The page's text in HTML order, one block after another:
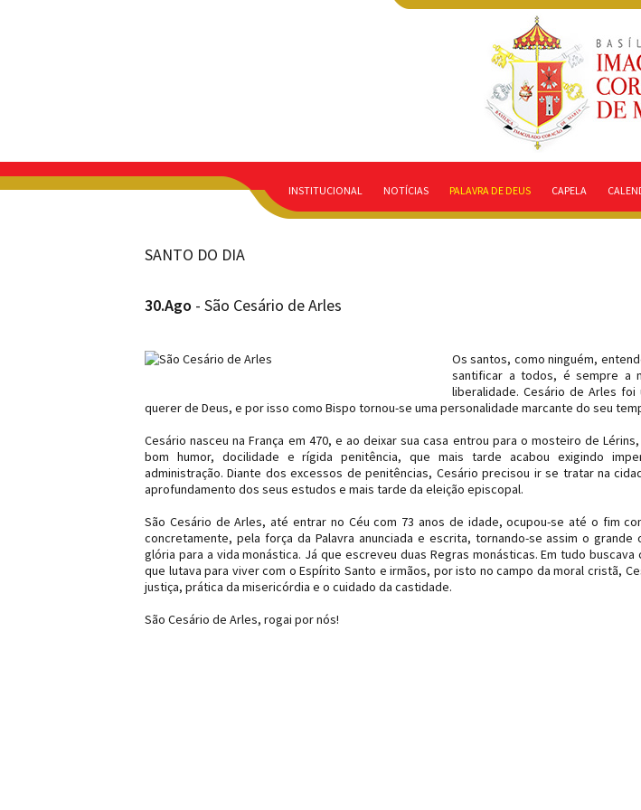
INSTITUCIONAL NOTÍCIAS PALAVRA DE DEUS CAPELA
SANTO DO DIA
30.Ago - São Cesário de Arles
Os santos, como ninguém,
santificar a todos, é sempre a
liberalidade. Cesário de Arles
querer de Deus, e por isso como Bispo tornou-se uma personalidade marcante do seu
Cesário nasceu na França em 470, e ao deixar sua casa entrou para o mosteiro de
bom humor, docilidade e rígida penitência, que mais tarde acabou exigindo
administração. Diante dos excessos de penitências, Cesário precisou ir se tratar na
aprofundamento dos seus estudos e mais tarde da eleição episcopal.
São Cesário de Arles, até entrar no Céu com 73 anos de idade, ocupou-se até o fim
concretamente, pela força da Palavra anunciada e escrita, tornando-se assim o
glória para a vida monástica. Já que escreveu duas Regras monásticas. Em tudo
que lutava para viver com o Espírito Santo e irmãos, por isto no campo da moral cristã,
justiça, prática da misericórdia e o cuidado da castidade.
São Cesário de Arles, rogai por nós!